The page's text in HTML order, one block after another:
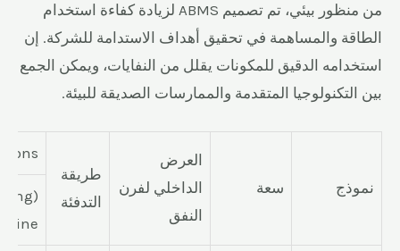
من منظور بيئي، تم تصميم ABMS لزيادة كفاءة استخدام
الطاقة والمساهمة في تحقيق أهداف الاستدامة للشركة. إن
استخدامه الدقيق للمكونات يقلل من النفايات، ويمكن الجمع
بين التكنولوجيا المتقدمة والممارسات الصديقة للبيئة.
نموذج سعة
العرض
الداخلي لفرن
النفق
طريقة
التدفئة